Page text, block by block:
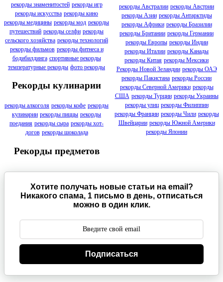
рекорды знаменитостей рекорды игр
рекорды искусства рекорды кино
рекорды медицины рекорды мод рекорды
путешествий рекорды селфи рекорды
сельского хозяйства рекорды технологий
рекорды фильмов рекорды фитнеса и
бодибилдинга спортивные рекорды
температурные рекорды фото рекорды
Рекорды кулинарии
рекорды алкоголя рекорды кофе рекорды
кулинарии рекорды пиццы рекорды
поедания рекорды сыра рекорды хот-
догов рекорды шоколада
Рекорды предметов
рекорды Австралии рекорды Австрии
рекорды Азии рекорды Антарктиды
рекорды Африки рекорды Бразилии
рекорды Британии рекорды Германии
рекорды Европы рекорды Индии
рекорды Италии рекорды Канады
рекорды Китая рекорды Мексики
Рекорды Новой Зеландии рекорды ОАЭ
рекорды Пакистана рекорды России
рекорды Северной Америки рекорды
США рекорды Турции рекорды Украины
рекорды улиц рекорды Филиппин
рекорды Франции рекорды Чили рекорды
Швейцарии рекорды Южной Америки
рекорды Японии
Хотите получать новые статьи на email?
Никакого спама, 1 письмо в день, отписаться
можно в один клик.
Подписаться